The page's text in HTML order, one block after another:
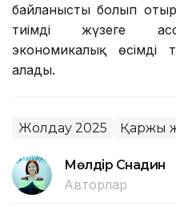
байланысты болып
тиімді жүзеге
экономикалық өсімді
алады.
Жолдау 2025 Қаржы
Мөлдір Снадин
Авторлар